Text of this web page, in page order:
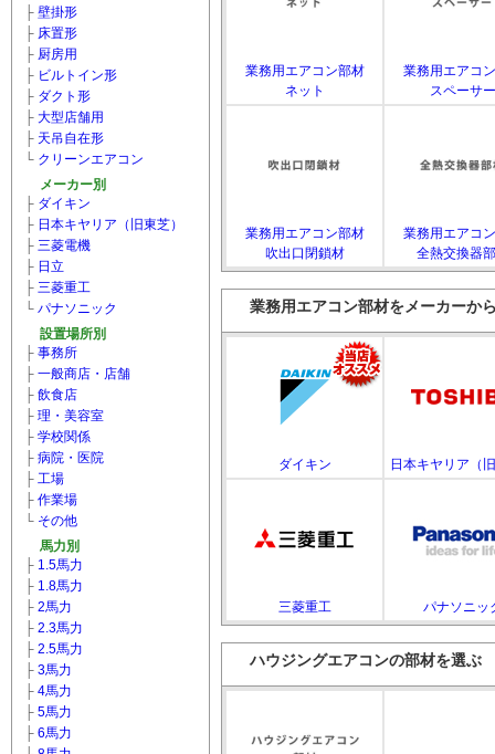
├ 壁掛形
├ 床置形
├ 厨房用
├ ビルトイン形
├ ダクト形
├ 大型店舗用
├ 天吊自在形
└ クリーンエアコン
メーカー別
├ ダイキン
├ 日本キヤリア（旧東芝）
├ 三菱電機
├ 日立
├ 三菱重工
└ パナソニック
設置場所別
├ 事務所
├ 一般商店・店舗
├ 飲食店
├ 理・美容室
├ 学校関係
├ 病院・医院
├ 工場
├ 作業場
└ その他
馬力別
├ 1.5馬力
├ 1.8馬力
├ 2馬力
├ 2.3馬力
├ 2.5馬力
├ 3馬力
├ 4馬力
├ 5馬力
├ 6馬力
業務用エアコン部材
ネット
業務用エアコ
スペーサー
業務用エアコン部材
吹出口閉鎖材
業務用エアコ
全熱交換器
業務用エアコン部材をメーカーか
ダイキン 日本キヤリア（
三菱重工 パナソニッ
ハウジングエアコンの部材を選ぶ